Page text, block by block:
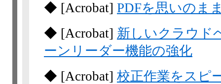
◆ [Acrobat] PDFを思いのま
◆ [Acrobat] 新しいクラウド
ーンリーダー機能の強化
◆ [Acrobat] 校正作業をスピ